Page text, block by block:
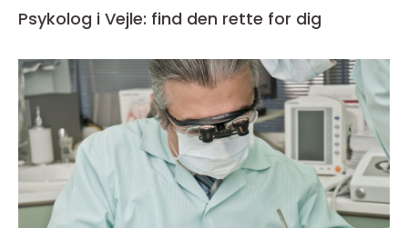
Psykolog i Vejle: find den rette for dig